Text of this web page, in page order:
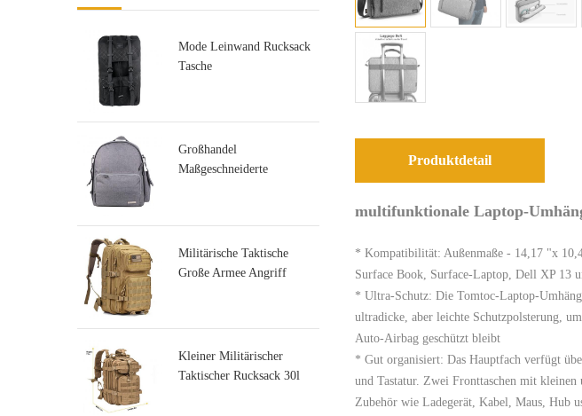
Mode Leinwand Rucksack
Tasche
Großhandel
Maßgeschneiderte
Militärische Taktische
Große Armee Angriff
Kleiner Militärischer
Taktischer Rucksack 30l
Produktdetail
multifunktionale Laptop-
* Kompatibilität: Außenmaße - 14,17 "x
Surface Book, Surface-Laptop, Dell XP 13
* Ultra-Schutz: Die Tomtoc-Laptop-
ultradicke, aber leichte Schutzpolsterung,
Auto-Airbag geschützt bleibt
* Gut organisiert: Das Hauptfach verfügt
und Tastatur. Zwei Fronttaschen mit kleinen
Zubehör wie Ladegerät, Kabel, Maus, Hub